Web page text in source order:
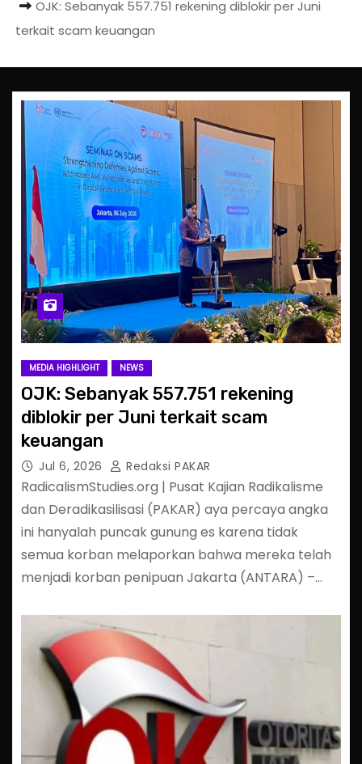
OJK: Sebanyak 557.751 rekening diblokir per Juni
terkait scam keuangan
MEDIA HIGHLIGHT NEWS
OJK: Sebanyak 557.751 rekening
diblokir per Juni terkait scam
keuangan
Jul 6, 2026 Redaksi PAKAR
RadicalismStudies.org | Pusat Kajian Radikalisme
dan Deradikasilisasi (PAKAR) aya percaya angka
ini hanyalah puncak gunung es karena tidak
semua korban melaporkan bahwa mereka telah
menjadi korban penipuan Jakarta (ANTARA) –…